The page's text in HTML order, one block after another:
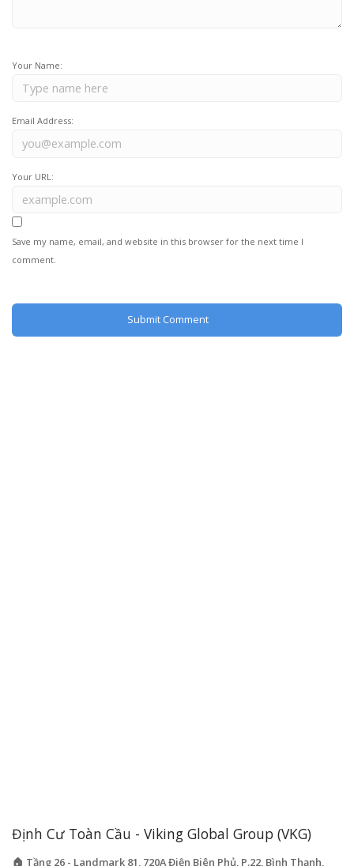
Your Name:
Email Address:
Your URL:
Save my name, email, and website in this browser for the next time I
comment.
Định Cư Toàn Cầu - Viking Global Group (VKG)
🏠 Tầng 26 - Landmark 81, 720A Điện Biên Phủ, P.22, Bình Thạnh,